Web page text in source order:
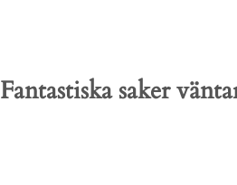
Fantastiska saker